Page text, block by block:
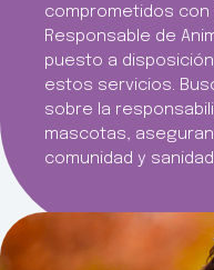
comprometidos con
Responsable de
puesto a
estos servicios.
sobre la
mascotas,
comunidad y